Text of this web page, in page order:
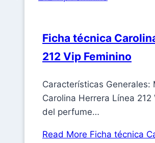
Ficha técnica
212 Vip Feminino
Características Generales:
Carolina Herrera Línea 212
del perfume…
Read More Ficha técnica